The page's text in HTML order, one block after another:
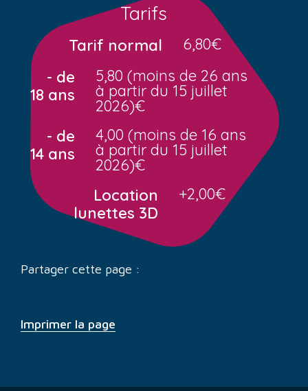
Tarifs
Tarif normal
6,80€
- de
18 ans
5,80 (moins de 26 ans
à partir du 15 juillet
2026)€
- de
14 ans
4,00 (moins de 16 ans
à partir du 15 juillet
2026)€
Location
lunettes 3D
+2,00€
Partager cette page :
Imprimer la page